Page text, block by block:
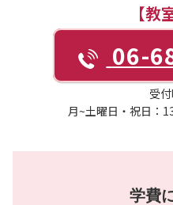
【教
06-
受付
月~土曜日・祝日：
学費